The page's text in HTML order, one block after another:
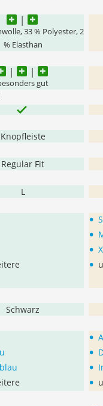
33 % Polyester, 2
% Elasthan
gut
Knopfleiste
Regular Fit
L
• S
•
•
•
Schwarz
•
•
•
•